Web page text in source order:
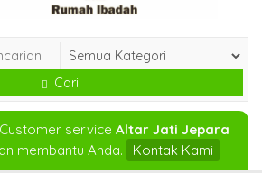
Cari
Customer service Altar Jati Jepara
membantu Anda.
Kontak Kami